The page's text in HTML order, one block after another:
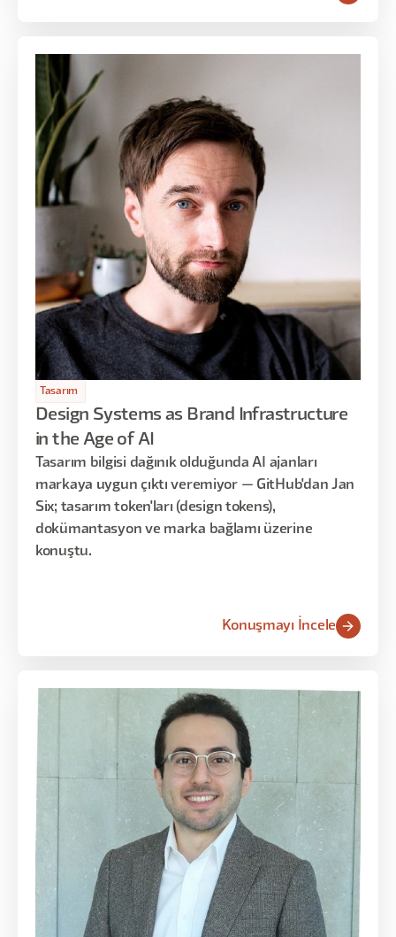
Tasarım
Design Systems as Brand Infrastructure
in the Age of AI
Tasarım bilgisi dağınık olduğunda AI ajanları
markaya uygun çıktı veremiyor — GitHub'dan Jan
Six; tasarım token'ları (design tokens),
dokümantasyon ve marka bağlamı üzerine
konuştu.
Konuşmayı İncele